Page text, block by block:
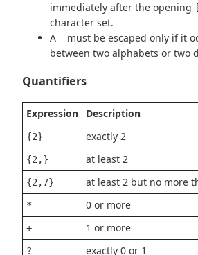
immediately after the opening
character set.
A - must be escaped only if it
between two alphabets or two
Quantifiers
Expression Description
{2} exactly 2
{2,} at least 2
{2,7} at least 2 but no more
* 0 or more
+ 1 or more
? exactly 0 or 1